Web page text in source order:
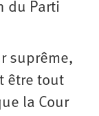
du Parti
suprême,
être tout
la Cour